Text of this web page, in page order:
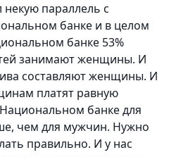
параллель с
банке и в целом
банке 53%
занимают женщины. И
составляют женщины. И
платят равную
банке для
чем для мужчин. Нужно
правильно. И у нас